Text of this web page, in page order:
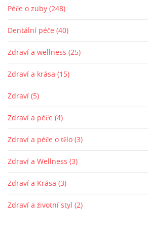
Péče o zuby (248)
Dentální péče (40)
Zdraví a wellness (25)
Zdraví a krása (15)
Zdraví (5)
Zdraví a péče (4)
Zdraví a péče o tělo (3)
Zdraví a Wellness (3)
Zdraví a Krása (3)
Zdraví a životní styl (2)